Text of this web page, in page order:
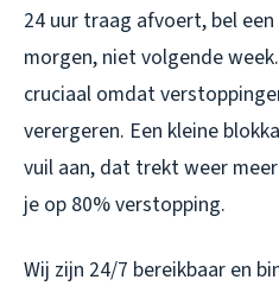
24 uur traag afvoert, bel
morgen, niet volgende
cruciaal omdat
verergeren. Een kleine
vuil aan, dat trekt weer
je op 80% verstopping.
Wij zijn 24/7 bereikbaar en